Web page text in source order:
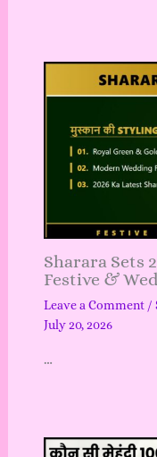
Sharara Sets
Festive &
Leave a Comment /
July 20, 2026
…